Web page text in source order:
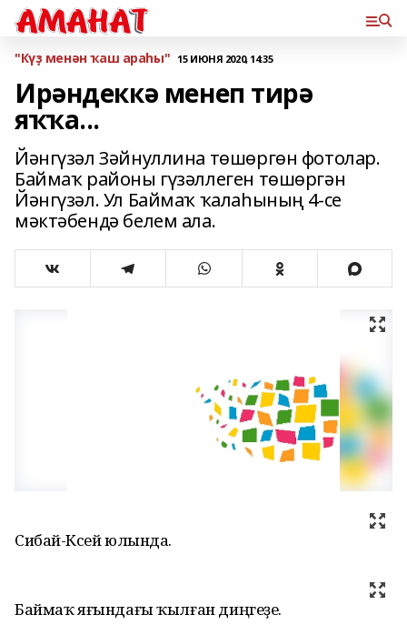
"Күҙ менән ҡаш араһы" 15 ИЮНЯ 2020, 14:35
Ирәндеккә менеп тирә
яҡҡа...
Йәнгүзәл Зәйнуллина төшөргөн фотолар.
Баймаҡ районы гүзәллеген төшөргән
Йәнгүзәл. Ул Баймаҡ ҡалаһының 4-се
мәктәбендә белем ала.
Сибай-Күсей юлында.
Баймаҡ яғындағы ҡылған диңгеҙе.